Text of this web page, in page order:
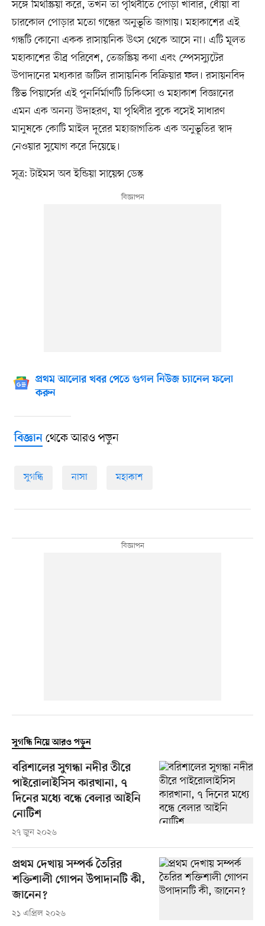
সঙ্গে মিথস্ক্রিয়া করে, তখন তা পৃথিবীতে পোড়া খাবার, ধোঁয়া বা
চারকোল পোড়ার মতো গন্ধের অনুভূতি জাগায়। মহাকাশের এই
গন্ধটি কোনো একক রাসায়নিক উৎস থেকে আসে না। এটি মূলত
মহাকাশের তীব্র পরিবেশ, তেজস্ক্রিয় কণা এবং স্পেসস্যুটের
উপাদানের মধ্যকার জটিল রাসায়নিক বিক্রিয়ার ফল। রসায়নবিদ
স্টিভ পিয়ার্সের এই পুনর্নির্মাণটি চিকিৎসা ও মহাকাশ বিজ্ঞানের
এমন এক অনন্য উদাহরণ, যা পৃথিবীর বুকে বসেই সাধারণ
মানুষকে কোটি মাইল দূরের মহাজাগতিক এক অনুভূতির স্বাদ
নেওয়ার সুযোগ করে দিয়েছে।
সূত্র: টাইমস অব ইন্ডিয়া সায়েন্স ডেস্ক
প্রথম আলোর খবর পেতে গুগল নিউজ চ্যানেল ফলো
করুন
বিজ্ঞানথেকে আরও পড়ুন
সুগন্ধি নাসা মহাকাশ
সুগন্ধি নিয়ে আরও পড়ুন
বরিশালের সুগন্ধা নদীর তীরে
পাইরোলাইসিস কারখানা, ৭
দিনের মধ্যে বন্ধে বেলার আইনি
নোটিশ
২৭ জুন ২০২৬
প্রথম দেখায় সম্পর্ক তৈরির
শক্তিশালী গোপন উপাদানটি কী,
জানেন?
২১ এপ্রিল ২০২৬